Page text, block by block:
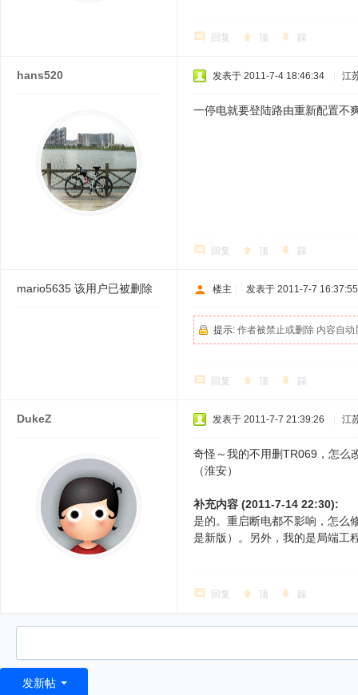
回复 顶 踩
hans520 发表于 2011-7-4 18:46:34 江
一停电就要登陆路由重新配置不
回复 顶 踩
mario5635 该用户已被删除 楼主 发表于 2011-7-7 16:37:55
提示: 作者被禁止或删除 内容自动
回复 顶 踩
DukeZ 发表于 2011-7-7 21:39:26 江
奇怪～我的不用删TR069，怎么
（淮安）
补充内容 (2011-7-14 22:30):
是的。重启断电都不影响，怎么
是新版）。另外，我的是局端工
回复 顶 踩
发新帖